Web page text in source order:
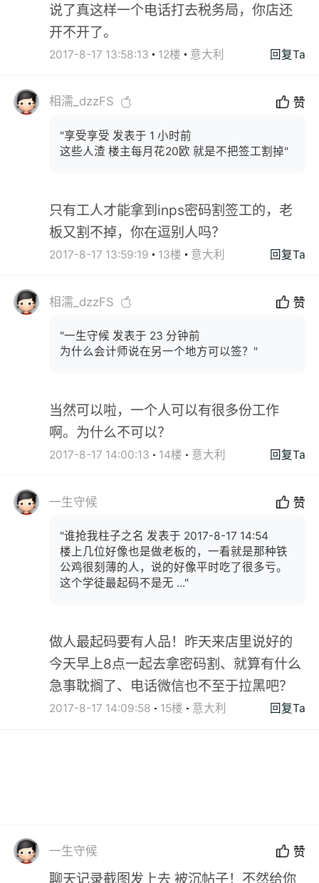
说了真这样一个电话打去税务局，你店还
开不开了。
2017-8-17 13:58:13 12楼 意大利 回复Ta
相濡_dzzFS 赞
"享受享受 发表于 1 小时前
这些人渣 楼主每月花20欧 就是不把签工割掉"
只有工人才能拿到inps密码割签工的，老
板又割不掉，你在逗别人吗？
2017-8-17 13:59:19 13楼 意大利 回复Ta
相濡_dzzFS 赞
"一生守候 发表于 23 分钟前
为什么会计师说在另一个地方可以签？"
当然可以啦，一个人可以有很多份工作
啊。为什么不可以？
2017-8-17 14:00:13 14楼 意大利 回复Ta
一生守候 赞
"谁抢我柱子之名 发表于 2017-8-17 14:54
楼上几位好像也是做老板的，一看就是那种铁
公鸡很刻薄的人，说的好像平时吃了很多亏。
这个学徒最起码不是无 ..."
做人最起码要有人品！昨天来店里说好的
今天早上8点一起去拿密码割、就算有什么
急事耽搁了、电话微信也不至于拉黑吧？
2017-8-17 14:09:58 15楼 意大利 回复Ta
一生守候 赞
聊天记录截图发上去 被沉帖子！不然给你